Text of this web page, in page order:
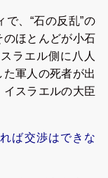
、“石の反乱”の
ほとんどが小石
ラエル側に八人
軍人の死者が出
スラエルの大臣
ば交渉はできな